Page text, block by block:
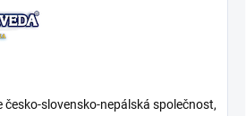
česko-slovensko-nepálská společnost,